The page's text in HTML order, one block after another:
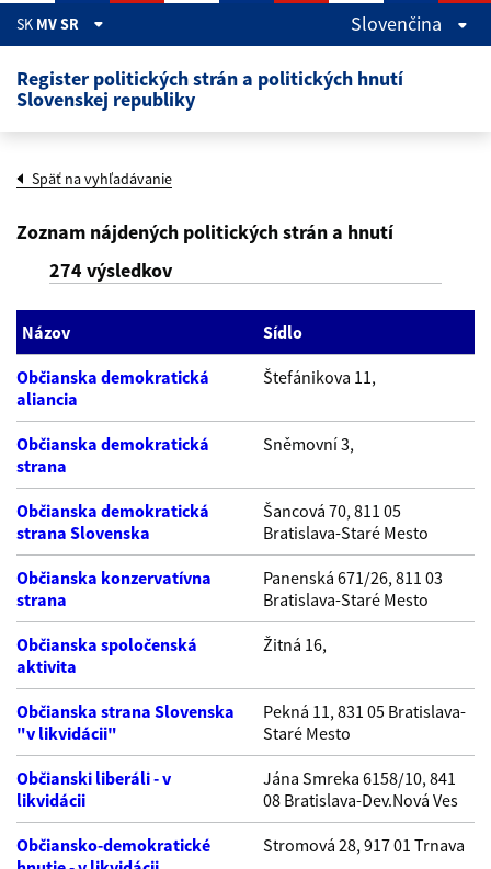
Skočiť na hlavný obsah
SK MV SR Slovenčina
Register politických strán a politických hnutí
Slovenskej republiky
Späť na vyhľadávanie
Zoznam nájdených politických strán a hnutí
274 výsledkov
Názov Sídlo
Občianska demokratická
aliancia
Štefánikova 11,
Občianska demokratická
strana
Sněmovní 3,
Občianska demokratická
strana Slovenska
Šancová 70, 811 05
Bratislava-Staré Mesto
Občianska konzervatívna
strana
Panenská 671/26, 811 03
Bratislava-Staré Mesto
Občianska spoločenská
aktivita
Žitná 16,
Občianska strana Slovenska
"v likvidácii"
Pekná 11, 831 05 Bratislava-
Staré Mesto
Občianski liberáli - v
likvidácii
Jána Smreka 6158/10, 841
08 Bratislava-Dev.Nová Ves
Občiansko-demokratické
Stromová 28, 917 01 Trnava